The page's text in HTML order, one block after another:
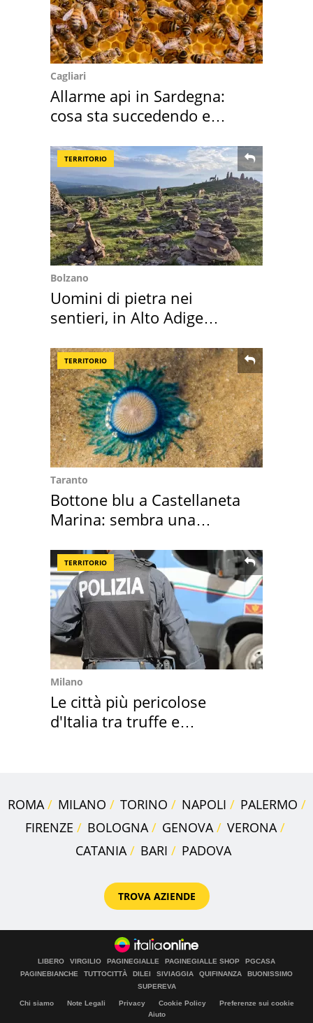
Cagliari
Allarme api in Sardegna:
cosa sta succedendo e
TERRITORIO
Bolzano
Uomini di pietra nei
sentieri, in Alto Adige
TERRITORIO
Taranto
Bottone blu a Castellaneta
Marina: sembra una
TERRITORIO
Milano
Le città più pericolose
d'Italia tra truffe e
ROMA MILANO TORINO NAPOLI
PALERMO
FIRENZE
BOLOGNA GENOVA
VERONA
CATANIA
BARI PADOVA
TROVA AZIENDE
LIBERO VIRGILIO PAGINEGIALLE PAGINEGIALLE SHOP
PGCASA
PAGINEBIANCHE
TUTTOCITTÀ DILEI SIVIAGGIA QUIFINANZA
BUONISSIMO
SUPEREVA
Chi siamo Note Legali Privacy Cookie Policy
Preferenze sui cookie
Aiuto